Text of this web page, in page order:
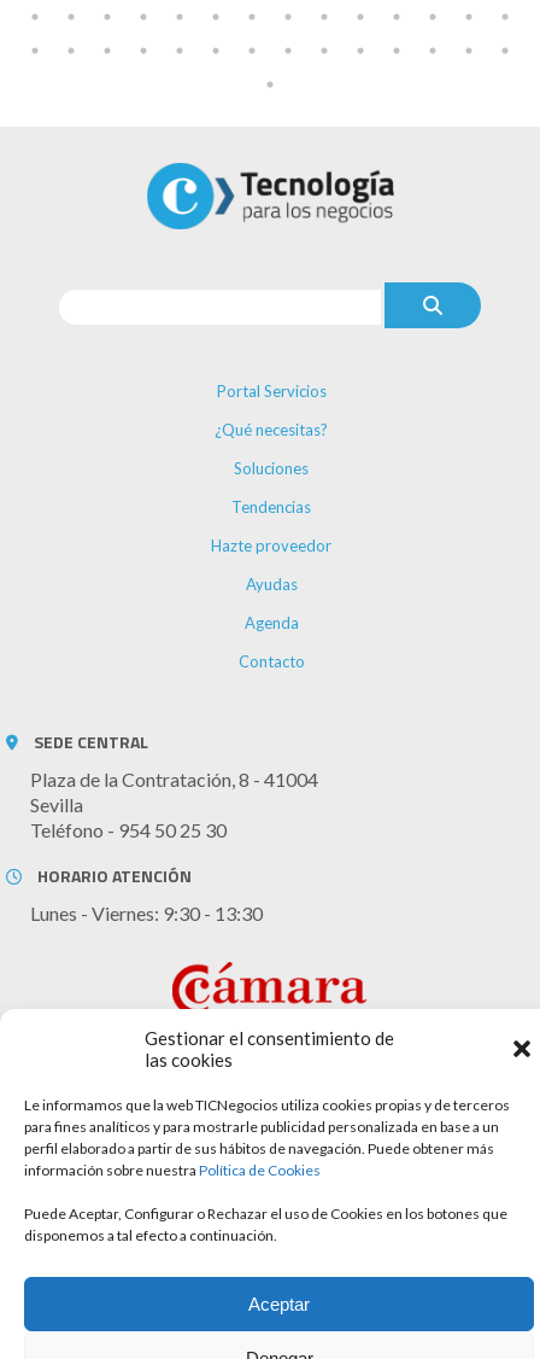
Gestionar el consentimiento de
las cookies
Le informamos que la web TICNegocios utiliza cookies propias y de terceros
para fines analíticos y para mostrarle publicidad personalizada en base a un
perfil elaborado a partir de sus hábitos de navegación. Puede obtener más
información sobre nuestra Política de Cookies
Puede Aceptar, Configurar o Rechazar el uso de Cookies en los botones que
disponemos a tal efecto a continuación.
Aceptar
Portal Servicios
¿Qué necesitas?
Soluciones
Tendencias
Hazte proveedor
Ayudas
Agenda
Contacto
SEDE CENTRAL
Plaza de la Contratación, 8 - 41004
Sevilla
Teléfono - 954 50 25 30
HORARIO ATENCIÓN
Lunes - Viernes: 9:30 - 13:30
Aviso legal
Política de cookies
Política de privacidad